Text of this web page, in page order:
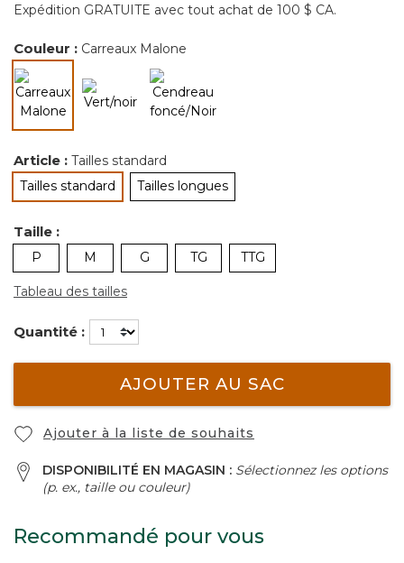
Expédition GRATUITE avec tout achat de 100 $ CA.
Couleur : Carreaux Malone
sélectionné
Article : Tailles standard
Tailles standard
sélectionné
Tailles longues
Taille :
P M G TG TTG
Tableau des tailles
Quantité :
AJOUTER AU SAC
Ajouter à la liste de souhaits
DISPONIBILITÉ EN MAGASIN : Sélectionnez les options
(p. ex., taille ou couleur)
Recommandé pour vous